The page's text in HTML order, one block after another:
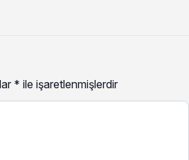
* ile işaretlenmişlerdir